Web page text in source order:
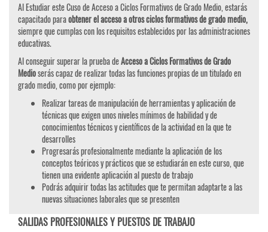
Al Estudiar este Cuso de Acceso a Ciclos Formativos de Grado Medio, estarás
capacitado paraobtener el acceso a otros ciclos formativos de grado medio,
siempre que cumplas con los requisitos establecidos por las administraciones
educativas.
Al conseguir superar la prueba deAcceso a Ciclos Formativos de Grado
Medioserás capaz de realizar todas las funciones propias de un titulado en
grado medio, como por ejemplo:
Realizar tareas de manipulación de herramientas y aplicación de
técnicas que exigen unos niveles mínimos de habilidad y de
conocimientos técnicos y científicos de la actividad en la que te
desarrolles
Progresarás profesionalmente mediante la aplicación de los
conceptos teóricos y prácticos que se estudiarán en este curso, que
tienen una evidente aplicación al puesto de trabajo
Podrás adquirir todas las actitudes que te permitan adaptarte a las
nuevas situaciones laborales que se presenten
SALIDAS PROFESIONALES Y PUESTOS DE TRABAJO